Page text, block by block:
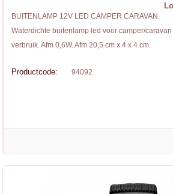
BUITENLAMP 12V LED CAMPER CARAVAN.
Waterdichte buitenlamp led voor camper/
verbruik. Afm 0,6W. Afm 20,5 cm x 4 x 4 cm.
Productcode: 94092